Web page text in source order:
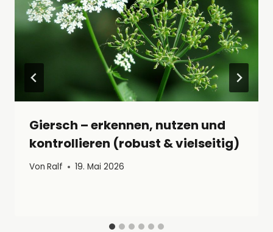
Giersch – erkennen, nutzen und
kontrollieren (robust & vielseitig)
Von Ralf 19. Mai 2026